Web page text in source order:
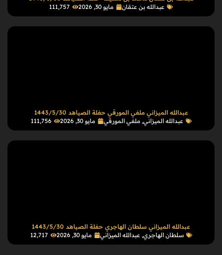
عبدالله بن عتقان
مايو 30, 2026 111٬757
عبدالله الميزاني ملفي المورقي حفلة الصياهد 1443/5/30
عبدالله الميزاني,ملفي المورقي مايو 30, 2026 111٬756
عبدالله الميزاني سلطان الهاجري حفلة الصياهد 1443/5/30
سلطان الهاجري, عبدالله الميزاني مايو 30, 2026 12٬717